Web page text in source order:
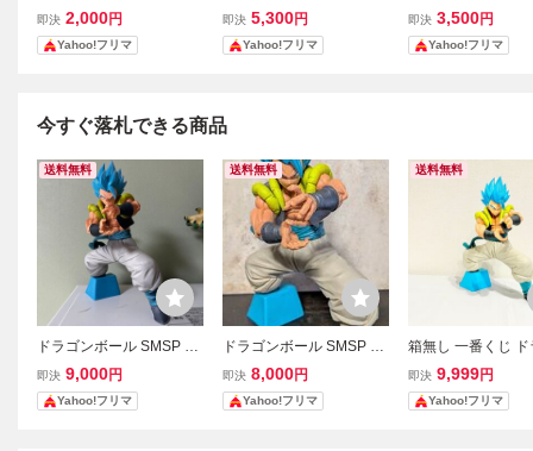
タブルー フィギュア BWF
C SMSP
即決 2,000円
Yahoo!フリマ
フィギュア グランディス
タゴジータブルー ドッ
カンバトルゴジータブル
即決 5,300円
Yahoo!フリマ
msp C賞ゴジータ
孫悟空 フィギュア
即決 3,500円
Yahoo!フリマ
今すぐ落札できる商品
送料無料
ドラゴンボール SMSP A
賞 ゴジータ フィギュア B
WFC
即決 9,000円
Yahoo!フリマ
送料無料
ドラゴンボール SMSP ゴ
ジータ B賞アニメカラー
フィギュア
即決 8,000円
Yahoo!フリマ
送料無料
箱無し 一番くじ ド
ボール SMSP
ゴジータフィギュ
即決 9,999円
Yahoo!フリマ